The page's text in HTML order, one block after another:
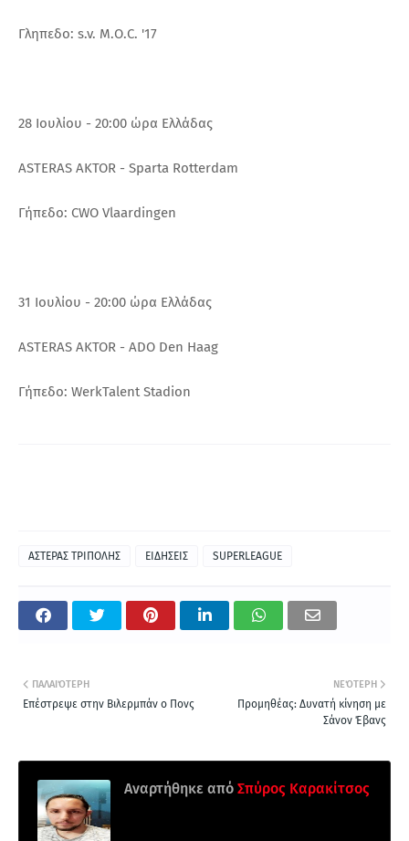
Γληπεδο: s.v. M.O.C. '17
28 Ιουλίου - 20:00 ώρα Ελλάδας
ASTERAS AKTOR - Sparta Rotterdam
Γήπεδο: CWO Vlaardingen
31 Ιουλίου - 20:00 ώρα Ελλάδας
ASTERAS AKTOR - ADO Den Haag
Γήπεδο: WerkTalent Stadion
ΑΣΤΕΡΑΣ ΤΡΙΠΟΛΗΣ ΕΙΔΗΣΕΙΣ SUPERLEAGUE
ΝΕΌΤΕΡΗ
Προμηθέας: Δυνατή κίνηση με
Σάνον Έβανς
ΠΑΛΑΙΌΤΕΡΗ
Επέστρεψε στην Βιλερμπάν ο Πονς
Αναρτήθηκε από Σπύρος Καρακίτσος